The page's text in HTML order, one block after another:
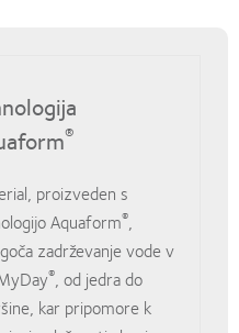
®
proizveden s
Aquaform®,
zadrževanje vode v
®, od jedra do
kar pripomore k